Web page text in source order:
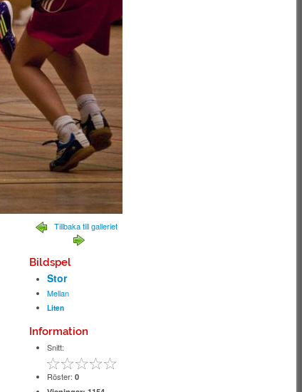
Tillbaka till galleriet
Bildspel
Stor
Mellan
Liten
Information
Snitt:
Röster: 0